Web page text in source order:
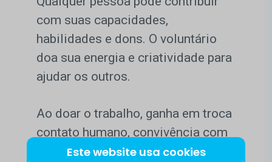
com suas capacidades,
habilidades e dons. O voluntário
doa sua energia e criatividade para
ajudar os outros.
Ao doar o trabalho, ganha em troca
contato humano, convivência com
pessoas diferentes, oportunidade
Este website usa cookies